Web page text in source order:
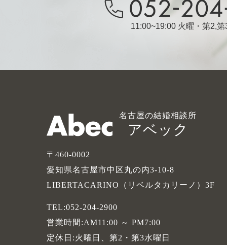
11:00~19:00 火曜・第2,
名古屋の結婚相談所
アベック
〒460-0002
愛知県名古屋市中区丸の内3-10-8
LIBERTACARINO（リベルタカリーノ）3F
TEL:052-204-2900
営業時間:AM11:00 ～ PM7:00
定休日:火曜日、第2・第3水曜日